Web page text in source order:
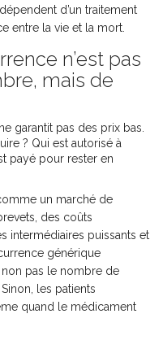
d’un traitement
entre la vie et la mort.
n’est pas
mais de
garantit pas des prix bas.
? Qui est autorisé à
payé pour rester en
un marché de
des coûts
intermédiaires puissants et
générique
pas le nombre de
les patients
quand le médicament